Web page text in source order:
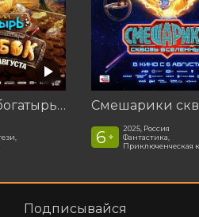
Последний богатырь. Колобок
6 +
2025, Россия
Фантастика,
Приключенческая
Подписывайся